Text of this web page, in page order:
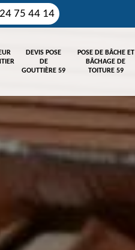
75 44 14
DEVIS POSE
DE
GOUTTIÈRE 59
POSE DE BÂCHE ET
BÂCHAGE DE
TOITURE 59